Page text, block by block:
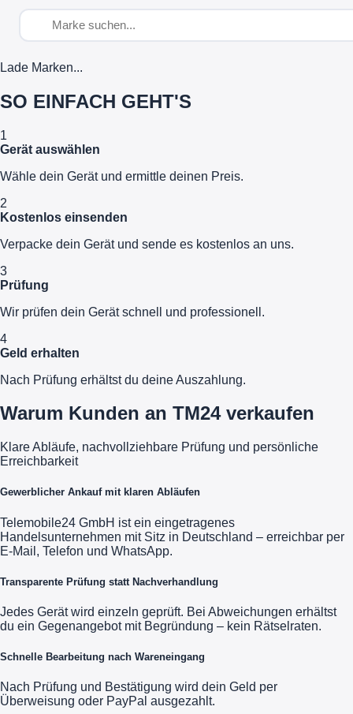
Lade Marken...
SO EINFACH GEHT'S
1
Gerät auswählen
Wähle dein Gerät und ermittle deinen Preis.
2
Kostenlos einsenden
Verpacke dein Gerät und sende es kostenlos an uns.
3
Prüfung
Wir prüfen dein Gerät schnell und professionell.
4
Geld erhalten
Nach Prüfung erhältst du deine Auszahlung.
Warum Kunden an TM24 verkaufen
Klare Abläufe, nachvollziehbare Prüfung und persönliche
Erreichbarkeit
Gewerblicher Ankauf mit klaren Abläufen
Telemobile24 GmbH ist ein eingetragenes
Handelsunternehmen mit Sitz in Deutschland – erreichbar per
E-Mail, Telefon und WhatsApp.
Transparente Prüfung statt Nachverhandlung
Jedes Gerät wird einzeln geprüft. Bei Abweichungen erhältst
du ein Gegenangebot mit Begründung – kein Rätselraten.
Schnelle Bearbeitung nach Wareneingang
Nach Prüfung und Bestätigung wird dein Geld per
Überweisung oder PayPal ausgezahlt.